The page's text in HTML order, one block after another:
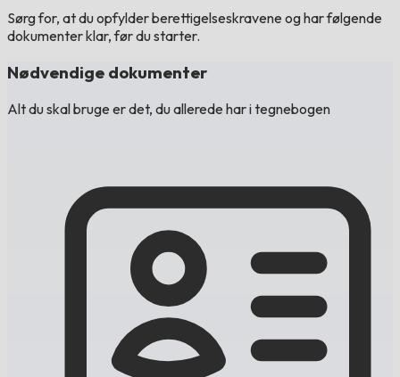
Sørg for, at du opfylder berettigelseskravene og har følgende
dokumenter klar, før du starter.
Nødvendige dokumenter
Alt du skal bruge er det, du allerede har i tegnebogen